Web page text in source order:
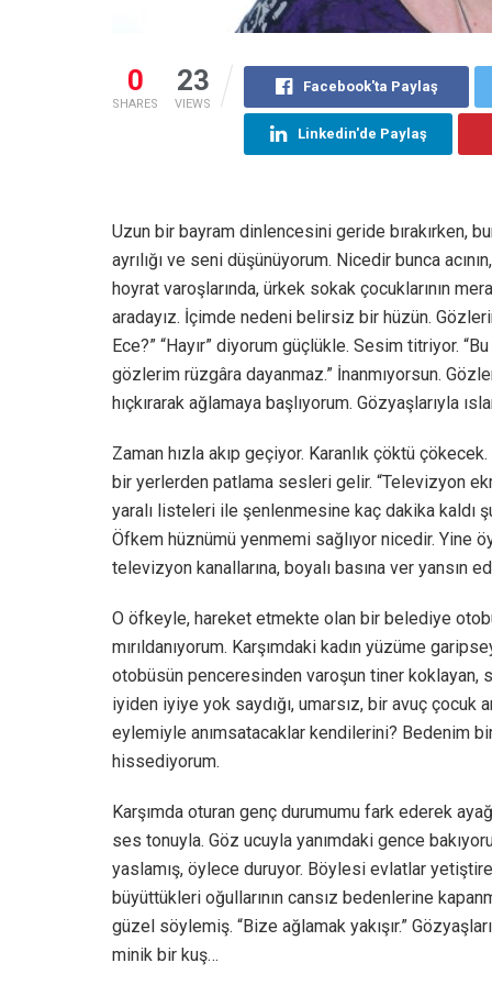
0
SHARES
23
VIEWS
Facebook'ta Paylaş
Linkedin'de Paylaş
Uzun bir bayram dinlencesini geride bırakırken,
ayrılığı ve seni düşünüyorum. Nicedir bunca
hoyrat varoşlarında, ürkek sokak çocuklarının
aradayız. İçimde nedeni belirsiz bir hüzün.
Ece?” “Hayır” diyorum güçlükle. Sesim titriyor.
gözlerim rüzgâra dayanmaz.” İnanmıyorsun.
hıçkırarak ağlamaya başlıyorum. Gözyaşlarıyla
Zaman hızla akıp geçiyor. Karanlık çöktü çökecek.
bir yerlerden patlama sesleri gelir. “Televizyon
yaralı listeleri ile şenlenmesine kaç dakika kaldı
Öfkem hüznümü yenmemi sağlıyor nicedir. Yine
televizyon kanallarına, boyalı basına ver yansın
O öfkeyle, hareket etmekte olan bir belediye
mırıldanıyorum. Karşımdaki kadın yüzüme
otobüsün penceresinden varoşun tiner koklayan,
iyiden iyiye yok saydığı, umarsız, bir avuç çocuk
eylemiyle anımsatacaklar kendilerini? Bedenim
hissediyorum.
Karşımda oturan genç durumumu fark ederek
ses tonuyla. Göz ucuyla yanımdaki gence
yaslamış, öylece duruyor. Böylesi evlatlar
büyüttükleri oğullarının cansız bedenlerine
güzel söylemiş. “Bize ağlamak yakışır.”
minik bir kuş…